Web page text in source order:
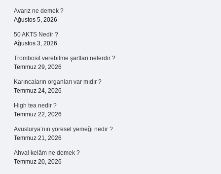
Avarız ne demek ?
Ağustos 5, 2026
50 AKTS Nedir ?
Ağustos 3, 2026
Trombosit verebilme şartları nelerdir ?
Temmuz 29, 2026
Karıncaların organları var mıdır ?
Temmuz 24, 2026
High tea nedir ?
Temmuz 22, 2026
Avusturya’nın yöresel yemeği nedir ?
Temmuz 21, 2026
Ahval kelâm ne demek ?
Temmuz 20, 2026